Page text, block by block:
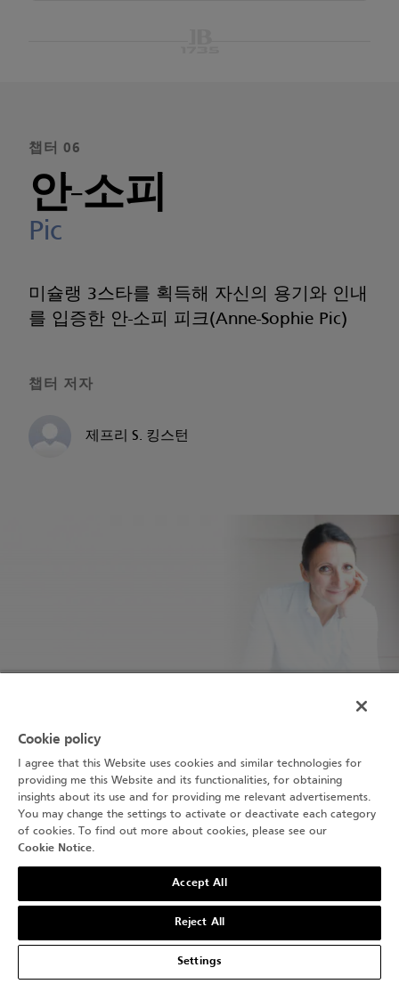
챕터 06
안-소피
Pic
미슐랭 3스타를 획득해 자신의 용기와 인내
를 입증한 안-소피 피크(Anne-Sophie Pic)
챕터 저자
제프리 S. 킹스턴
모든 챕터 보기
다른 매거진
Cookie policy
I agree that this Website uses cookies and similar technologies for
providing me this Website and its functionalities, for obtaining
insights about its use and for providing me relevant advertisements.
You may change the settings to activate or deactivate each category
of cookies. To find out more about cookies, please see our
Cookie Notice.
Accept All
Reject All
Settings